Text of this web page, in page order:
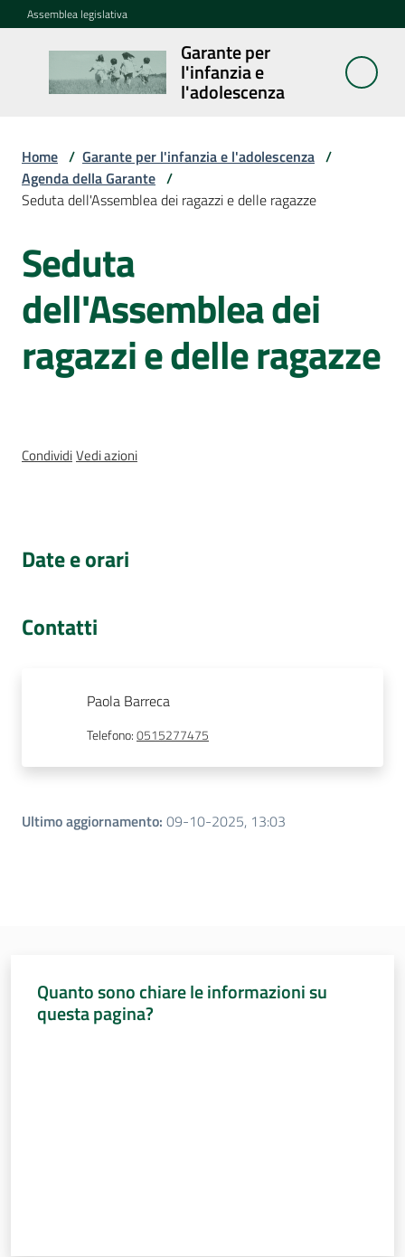
Vai al contenuto
Vai alla navigazione
Vai al footer
Assemblea legislativa
Garante per
l'infanzia e
l'adolescenza
Garante per
l'infanzia e
l'adolescenza
Cosa
fa
Notizie
Agenda
Assemblea
dei
ragazze
Home / Garante per l'infanzia e l'adolescenza /
Agenda della Garante /
Seduta dell'Assemblea dei ragazzi e delle ragazze
Salta al contenuto
Seduta
dell'Assemblea dei
ragazzi e delle ragazze
CondividiVedi azioni
Date e orari
Contatti
Paola Barreca
Telefono:0515277475
Ultimo aggiornamento: 09-10-2025, 13:03
Quanto sono chiare le informazioni su
questa pagina?